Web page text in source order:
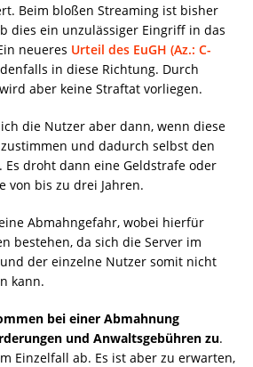
Beim bloßen Streaming ist bisher
dies ein unzulässiger Eingriff in das
neueres Urteil des EuGH (Az.: C-
in diese Richtung. Durch
aber keine Straftat vorliegen.
die Nutzer aber dann, wenn diese
und dadurch selbst den
Es droht dann eine Geldstrafe oder
von bis zu drei Jahren.
Abmahngefahr, wobei hierfür
bestehen, da sich die Server im
der einzelne Nutzer somit nicht
kann.
bei einer Abmahnung
und Anwaltsgebühren zu.
Einzelfall ab. Es ist aber zu erwarten,